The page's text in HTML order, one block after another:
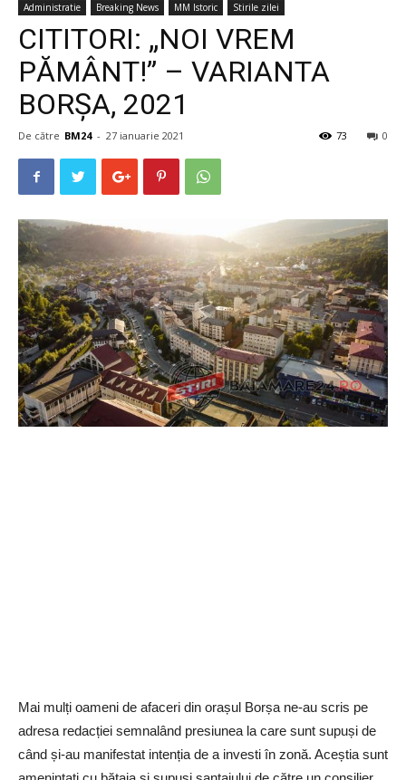
Administratie Breaking News MM Istoric Stirile zilei
CITITORI: „NOI VREM
PĂMÂNT!” – VARIANTA
BORȘA, 2021
De către BM24 - 27 ianuarie 2021 0
73
Mai mulți oameni de afaceri din orașul Borșa ne-au scris pe
adresa redacției semnalând presiunea la care sunt supuși de
când și-au manifestat intenția de a investi în zonă. Aceștia sunt